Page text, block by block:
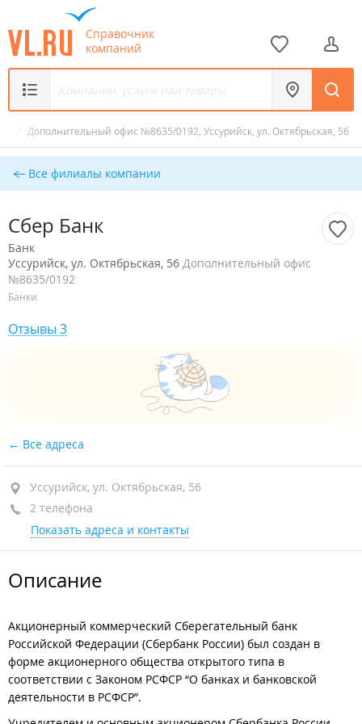
Справочник
компаний
Дополнительный офис №8635/0192, Уссурийск, ул. Октябрьская, 56
Все филиалы компании
Сбер Банк
Банк
Уссурийск, ул. Октябрьская, 56 Дополнительный офис
№8635/0192
Банки
Отзывы 3
Все адреса
Уссурийск, ул. Октябрьская, 56
2 телефона
Показать адреса и контакты
Описание
Акционерный коммерческий Сберегательный банк
Российской Федерации (Сбербанк России) был создан в
форме акционерного общества открытого типа в
соответствии с Законом РСФСР “О банках и банковской
деятельности в РСФСР”.